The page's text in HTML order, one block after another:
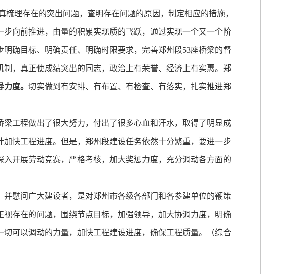
梳理存在的突出问题，查明存在问题的原因，制定相应的措施，
向前推进，由量的积累实现质的飞跃，通过实现一个又一个阶
明确目标、明确责任、明确时限要求，完善郑州段53座桥梁的督
，真正使成绩突出的同志，政治上有荣誉、经济上有实惠。郑
度。 切实做到有安排、有布置、有检查、有落实，扎实推进郑
工程做出了很大努力，付出了很多心血和汗水，取得了明显成
快工程进度。但是，郑州段建设任务依然十分繁重，要进一步
开展劳动竞赛，严格考核，加大奖惩力度，充分调动各方面的
慰问广大建设者，是对郑州市各级各部门和各参建单位的鞭策
存在的问题，围绕节点目标，加强领导，加大协调力度，明确
可以调动的力量，加快工程建设进度，确保工程质量。（综合